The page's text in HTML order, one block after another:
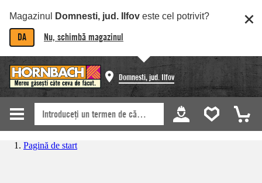
Magazinul Domnesti, jud. Ilfov este cel potrivit?
DA Nu, schimbă magazinul
Domnesti, jud. Ilfov
Pagină de start